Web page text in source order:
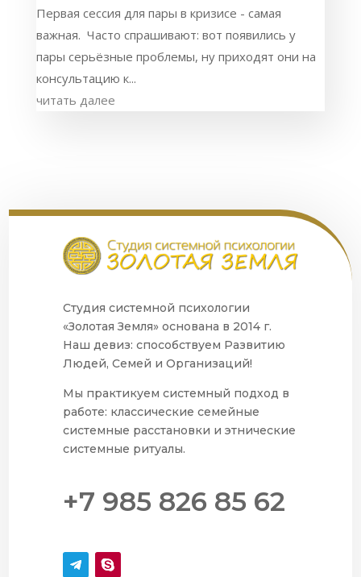
Первая сессия для пары в кризисе - самая
важная. Часто спрашивают: вот появились у
пары серьёзные проблемы, ну приходят они на
консультацию к...
читать далее
Студия системной психологии
«Золотая Земля» основана в 2014 г.
Наш девиз: способствуем Развитию
Людей, Семей и Организаций!
Мы практикуем системный подход в
работе: классические семейные
системные расстановки и этнические
системные ритуалы.
+7 985 826 85 62